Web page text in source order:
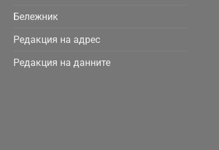
Бележник
Редакция на адрес
Редакция на данните